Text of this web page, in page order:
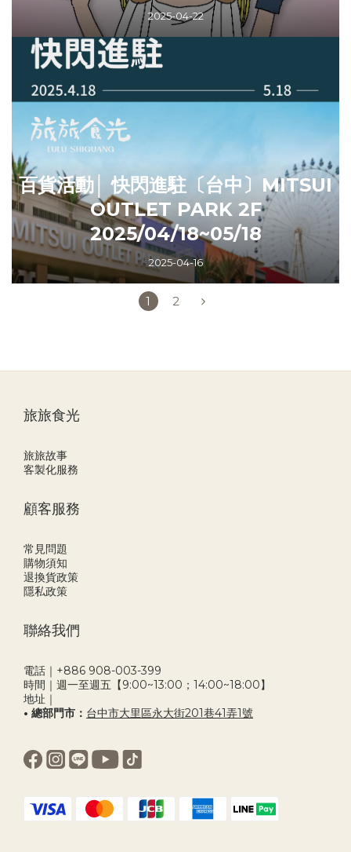
2025-04-22
百貨活動│ 快閃進駐〔台中〕MITSUI
OUTLET PARK 2F
2025/04/18~05/18
2025-04-16
1 2
旅旅食光
旅旅故事
客製化服務
顧客服務
常見問題
購物須知
退換貨政策
隱私政策
聯絡我們
電話｜+886 908-003-399
時間｜週一至週五【9:00~13:00；14:00~18:00】
地址｜
• 總部門市： 台中市大里區永大街201巷41弄1號